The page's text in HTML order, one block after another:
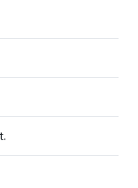
farmacii
centrale
proprie, cat si